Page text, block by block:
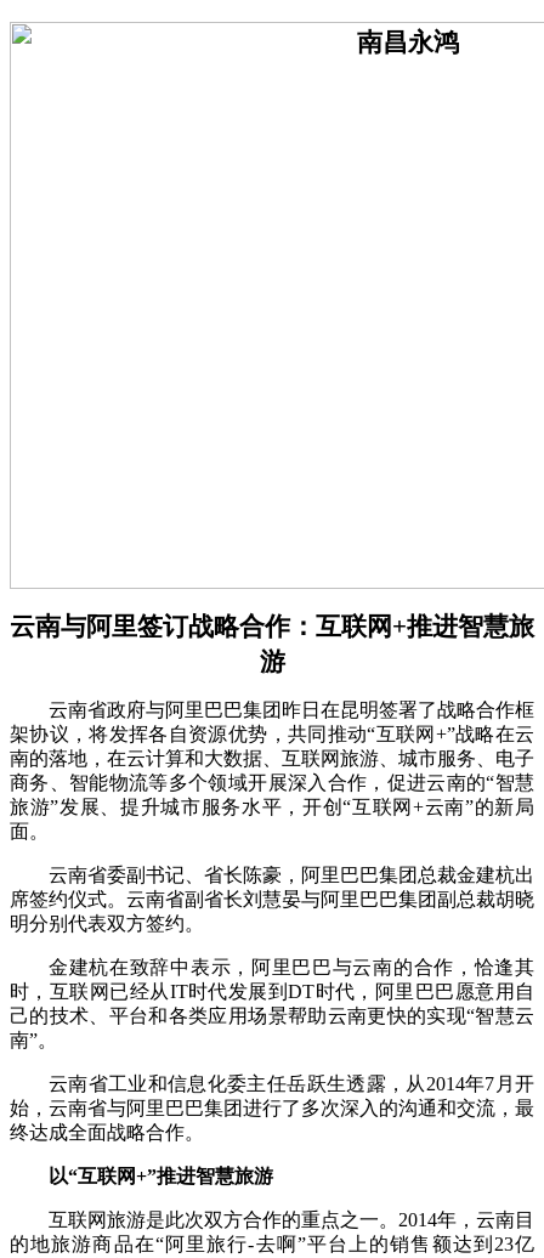
云南与阿里签订战略合作：互联网+推进智慧旅
游
云南省政府与阿里巴巴集团昨日在昆明签署了战略合作框
架协议，将发挥各自资源优势，共同推动“互联网+”战略在云
南的落地，在云计算和大数据、互联网旅游、城市服务、电子
商务、智能物流等多个领域开展深入合作，促进云南的“智慧
旅游”发展、提升城市服务水平，开创“互联网+云南”的新局
面。
云南省委副书记、省长陈豪，阿里巴巴集团总裁金建杭出
席签约仪式。云南省副省长刘慧晏与阿里巴巴集团副总裁胡晓
明分别代表双方签约。
金建杭在致辞中表示，阿里巴巴与云南的合作，恰逢其
时，互联网已经从IT时代发展到DT时代，阿里巴巴愿意用自
己的技术、平台和各类应用场景帮助云南更快的实现“智慧云
南”。
云南省工业和信息化委主任岳跃生透露，从2014年7月开
始，云南省与阿里巴巴集团进行了多次深入的沟通和交流，最
终达成全面战略合作。
以“互联网+”推进智慧旅游
互联网旅游是此次双方合作的重点之一。2014年，云南目
的地旅游商品在“阿里旅行-去啊”平台上的销售额达到23亿